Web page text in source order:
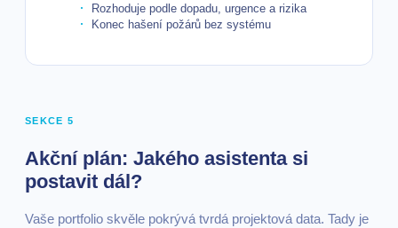
Rozhoduje podle dopadu, urgence a rizika
Konec hašení požárů bez systému
SEKCE 5
Akční plán: Jakého asistenta si
postavit dál?
Vaše portfolio skvěle pokrývá tvrdá projektová data. Tady je